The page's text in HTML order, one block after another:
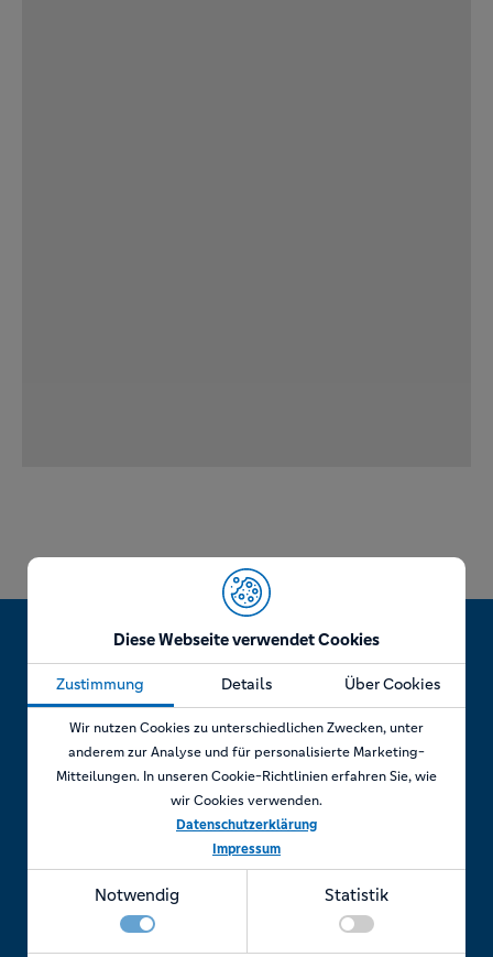
Diese Webseite verwendet Cookies
Zustimmung Details Über Cookies
Wir nutzen Cookies zu unterschiedlichen Zwecken, unter
anderem zur Analyse und für personalisierte Marketing-
Mitteilungen. In unseren Cookie-Richtlinien erfahren Sie, wie
wir Cookies verwenden.
Datenschutzerklärung
Impressum
Notwendig Statistik
Jetzt Termin vereinbaren!
Telefonisch
+49 7841 69 11880